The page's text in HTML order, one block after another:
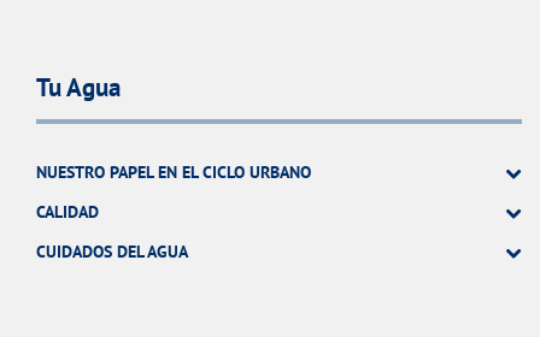
Tu Agua
NUESTRO PAPEL EN EL CICLO URBANO
CALIDAD
CUIDADOS DEL AGUA